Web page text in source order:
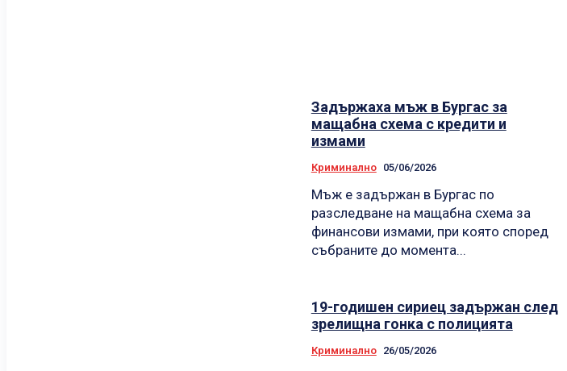
Задържаха мъж в Бургас за
мащабна схема с кредити и
измами
Криминално 05/06/2026
Мъж е задържан в Бургас по
разследване на мащабна схема за
финансови измами, при която според
събраните до момента...
19-годишен сириец задържан след
зрелищна гонка с полицията
Криминално 26/05/2026